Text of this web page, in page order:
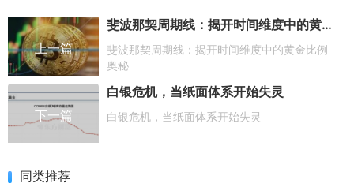
上一篇
斐波那契周期线：揭开时间维度中的黄金比例奥秘
斐波那契周期线：揭开时间维度中的黄金比例
奥秘
下一篇
白银危机，当纸面体系开始失灵
白银危机，当纸面体系开始失灵
同类推荐